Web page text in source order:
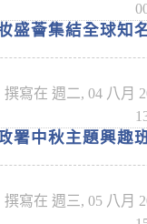
盛薈集結全球知
撰寫在 週二, 04 八月
署中秋主題興趣
撰寫在 週三, 05 八月